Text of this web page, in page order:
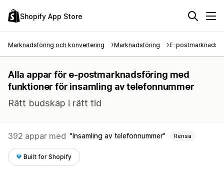
Shopify App Store
Marknadsföring och konvertering Marknadsföring E-
Alla appar för e-postmarknadsföring med
funktioner för insamling av telefonnummer
Rätt budskap i rätt tid
392 appar med Insamling av telefonnummer Rensa
Built for Shopify